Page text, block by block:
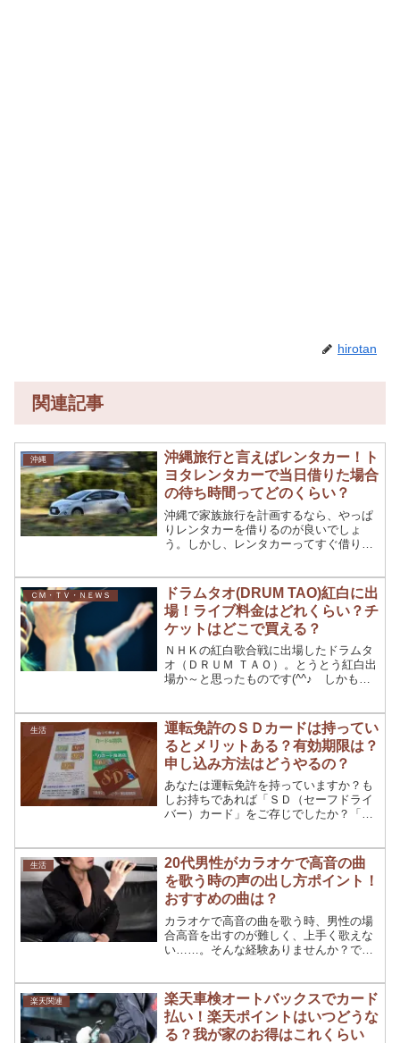
hirotan
関連記事
沖縄
沖縄旅行と言えばレンタカー！ト
ヨタレンタカーで当日借りた場合
の待ち時間ってどのくらい？
沖縄で家族旅行を計画するなら、やっぱ
りレンタカーを借りるのが良いでしょ
う。しかし、レンタカーってすぐ借りる
よね。そこで今回は、沖縄でレンタカー
を借りることについて色々紹...
ＣＭ・ＴＶ・ＮＥＷＳ
ドラムタオ(DRUM TAO)紅白に出
場！ライブ料金はどれくらい？チ
ケットはどこで買える？
ＮＨＫの紅白歌合戦に出場したドラムタ
オ（ＤＲＵＭ ＴＡＯ）。とうとう紅白出
場か～と思ったものです(^^♪ しかも氷
で、知っている方も多いのでは？紅白歌
合戦に出たことで、...
生活
運転免許のＳＤカードは持ってい
るとメリットある？有効期限は？
申し込み方法はどうやるの？
あなたは運転免許を持っていますか？も
しお持ちであれば「ＳＤ（セーフドライ
バー）カード」をご存じでしたか？「Ｓ
考えましたね♪(笑)「ＳＤカード」は、免
許を取得してから１年以...
生活
20代男性がカラオケで高音の曲
を歌う時の声の出し方ポイント！
おすすめの曲は？
カラオケで高音の曲を歌う時、男性の場
合高音を出すのが難しく、上手く歌えな
い……。そんな経験ありませんか？でも
これでどんな高音も大丈夫♪きれいな高
音で上手に歌ってカラオケ...
楽天関連
楽天車検オートバックスでカード
払い！楽天ポイントはいつどうな
る？我が家のお得はこれくらい